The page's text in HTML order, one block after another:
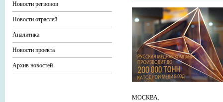
Новости регионов
Новости отраслей
Аналитика
Новости проекта
Архив новостей
МОСКВА.